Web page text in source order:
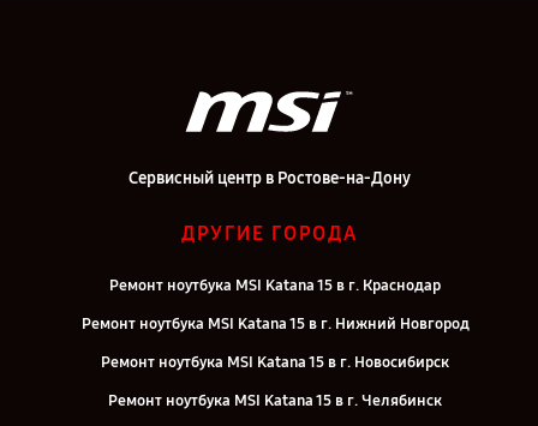
Сервисный центр в Ростове-на-Дону
ДРУГИЕ ГОРОДА
Ремонт ноутбука MSI Katana 15 в г. Краснодар
Ремонт ноутбука MSI Katana 15 в г. Нижний Новгород
Ремонт ноутбука MSI Katana 15 в г. Новосибирск
Ремонт ноутбука MSI Katana 15 в г. Челябинск